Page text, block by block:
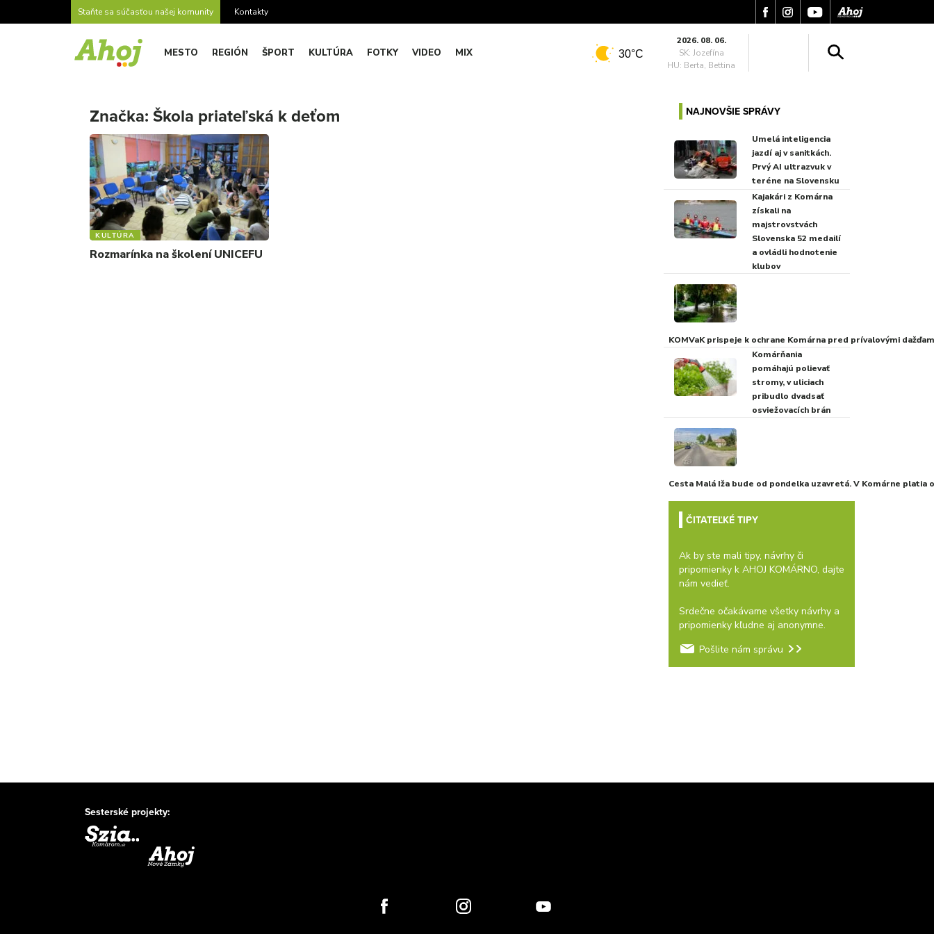
Staňte sa súčasťou našej komunity Kontakty
MESTO REGIÓN ŠPORT KULTÚRA FOTKY VIDEO MIX 30°C
2026. 08. 06.
SK: Jozefína
HU: Berta, Bettina
Značka: Škola priateľská k deťom
KULTÚRA
Rozmarínka na školení UNICEFU
NAJNOVŠIE SPRÁVY
Umelá inteligencia
jazdí aj v sanitkách.
Prvý AI ultrazvuk v
teréne na Slovensku
Kajakári z Komárna
získali na
majstrovstvách
Slovenska 52 medailí
a ovládli hodnotenie
klubov
KOMVaK prispeje k ochrane Komárna pred prívalovými
Komárňania
pomáhajú polievať
stromy, v uliciach
pribudlo dvadsať
osviežovacích brán
Cesta Malá Iža bude od pondelka uzavretá. V Komárne platia
ČITATEĽKÉ TIPY
Ak by ste mali tipy, návrhy či
pripomienky k AHOJ KOMÁRNO, dajte
nám vedieť.
Srdečne očakávame všetky návrhy a
pripomienky kľudne aj anonymne.
Pošlite nám správu
Sesterské projekty: